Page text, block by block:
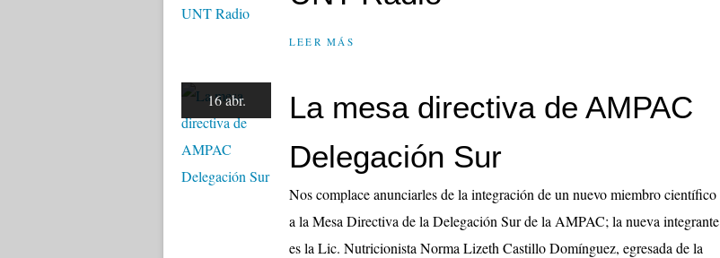
LEER MÁS
16 abr.
La mesa directiva de AMPAC
Delegación Sur
Nos complace anunciarles de la integración de un nuevo miembro científico
a la Mesa Directiva de la Delegación Sur de la AMPAC; la nueva integrante
es la Lic. Nutricionista Norma Lizeth Castillo Domínguez, egresada de la